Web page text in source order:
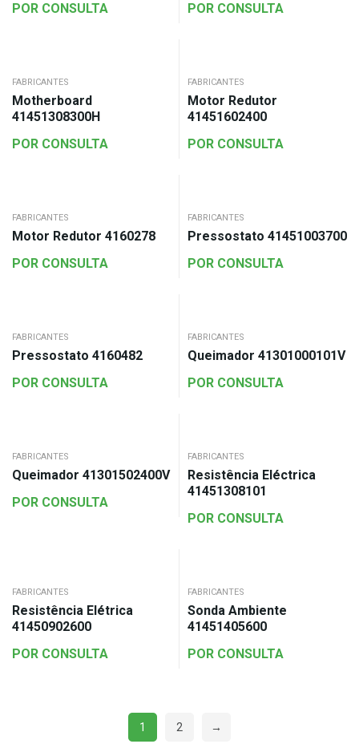
POR CONSULTA
POR CONSULTA
FABRICANTES
Motherboard
41451308300H
POR CONSULTA
FABRICANTES
Motor Redutor
41451602400
POR CONSULTA
FABRICANTES
Motor Redutor 4160278
POR CONSULTA
FABRICANTES
Pressostato 41451003700
POR CONSULTA
FABRICANTES
Pressostato 4160482
POR CONSULTA
FABRICANTES
Queimador 41301000101V
POR CONSULTA
FABRICANTES
Queimador 41301502400V
POR CONSULTA
FABRICANTES
Resistência Eléctrica
41451308101
POR CONSULTA
FABRICANTES
Resistência Elétrica
41450902600
POR CONSULTA
FABRICANTES
Sonda Ambiente
41451405600
POR CONSULTA
1 2 →